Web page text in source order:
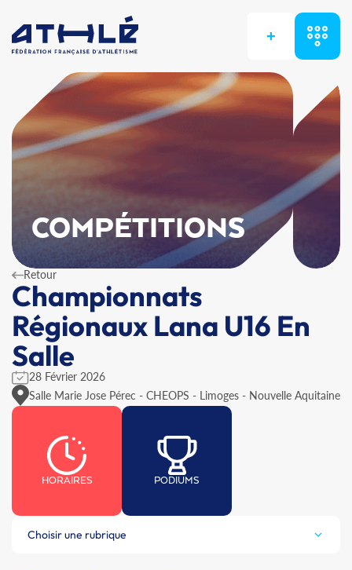
+
COMPÉTITIONS
Retour
Championnats
Régionaux Lana U16 En
Salle
28 Février 2026
Salle Marie Jose Pérec - CHEOPS - Limoges - Nouvelle Aquitaine
HORAIRES PODIUMS
Choisir une rubrique